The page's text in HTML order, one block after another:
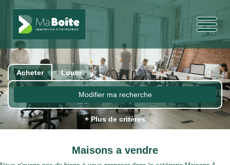
Acheter Louer
Modifier ma recherche
+ Plus de critères
Maisons a vendre